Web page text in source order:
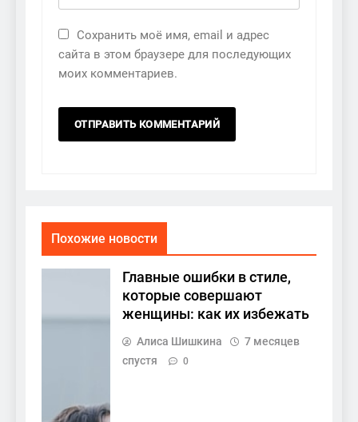
Сохранить моё имя, email и адрес
сайта в этом браузере для последующих
моих комментариев.
Похожие новости
Главные ошибки в стиле,
которые совершают
женщины: как их избежать
Алиса Шишкина
7 месяцев
спустя
0